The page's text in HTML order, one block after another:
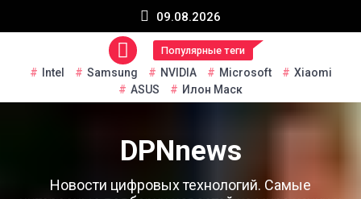
09.08.2026
Популярные теги
Intel Samsung NVIDIA Microsoft
Xiaomi
ASUS
Илон Маск
DPNnews
Новости цифровых технологий. Самые